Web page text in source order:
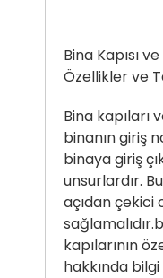
Bina Kapısı
Özellikler ve
Bina kapıları
binanın giriş
binaya giriş
unsurlardır.
açıdan çekici
kapılarının
hakkında